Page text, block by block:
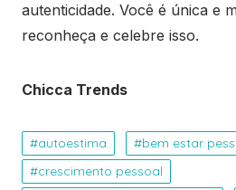
autenticidade. Você é única e
reconheça e celebre isso.
Chicca Trends
autoestima
bem estar
crescimento pessoal